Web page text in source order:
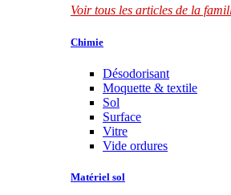
Voir tous les articles de la
Chimie
Désodorisant
Moquette & textile
Sol
Surface
Vitre
Vide ordures
Matériel sol